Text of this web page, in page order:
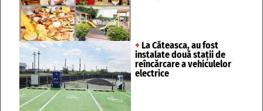
+ La Căteasca, au fost
instalate două stații de
reîncărcare a vehiculelor
electrice